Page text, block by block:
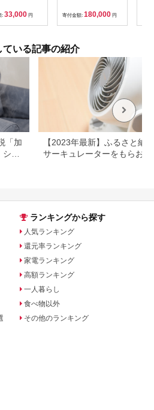
: 33,000 円 寄付金額: 180,000 円
いる記事の紹介
「加
ャ
【2023年最新】ふるさと納
サーキュレーターをもらおう
ランキングから探す
人気ランキング
還元率ランキング
家電ランキング
高額ランキング
一人暮らし
食べ物以外
その他のランキング